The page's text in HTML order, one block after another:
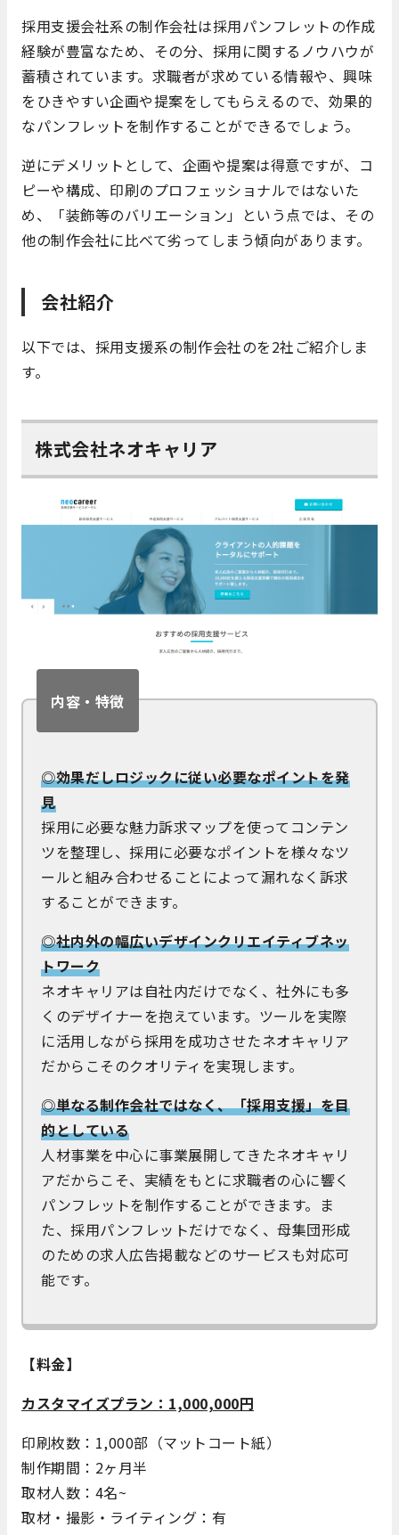
採用支援会社系の制作会社は採用パンフレットの作成
経験が豊富なため、その分、採用に関するノウハウが
蓄積されています。求職者が求めている情報や、興味
をひきやすい企画や提案をしてもらえるので、効果的
なパンフレットを制作することができるでしょう。
逆にデメリットとして、企画や提案は得意ですが、コ
ピーや構成、印刷のプロフェッショナルではないた
め、「装飾等のバリエーション」という点では、その
他の制作会社に比べて劣ってしまう傾向があります。
会社紹介
以下では、採用支援系の制作会社のを2社ご紹介しま
す。
株式会社ネオキャリア
内容・特徴
◎効果だしロジックに従い必要なポイントを発
見
採用に必要な魅力訴求マップを使ってコンテン
ツを整理し、採用に必要なポイントを様々なツ
ールと組み合わせることによって漏れなく訴求
することができます。
◎社内外の幅広いデザインクリエイティブネッ
トワーク
ネオキャリアは自社内だけでなく、社外にも多
くのデザイナーを抱えています。ツールを実際
に活用しながら採用を成功させたネオキャリア
だからこそのクオリティを実現します。
◎単なる制作会社ではなく、「採用支援」を目
的としている
人材事業を中心に事業展開してきたネオキャリ
アだからこそ、実績をもとに求職者の心に響く
パンフレットを制作することができます。ま
た、採用パンフレットだけでなく、母集団形成
のための求人広告掲載などのサービスも対応可
能です。
【料金】
カスタマイズプラン：1,000,000円
印刷枚数：1,000部（マットコート紙）
制作期間：2ヶ月半
取材人数：4名~
取材・撮影・ライティング：有